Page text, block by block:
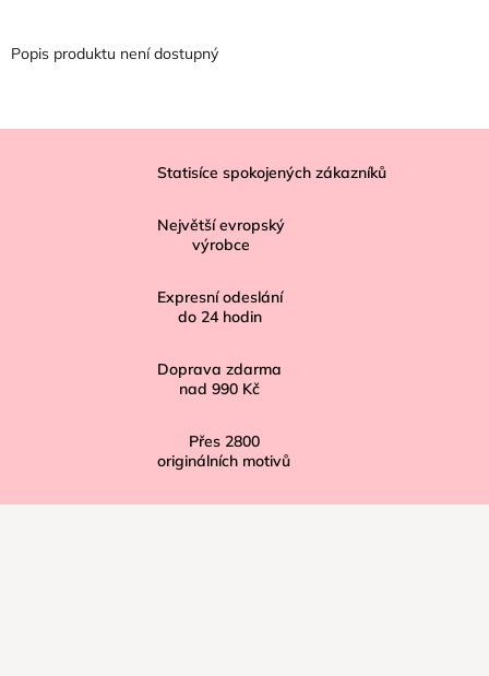
Popis produktu není dostupný
Statisíce spokojených zákazníků
Největší evropský
výrobce
Expresní odeslání
do 24 hodin
Doprava zdarma
nad 990 Kč
Přes 2800
originálních motivů